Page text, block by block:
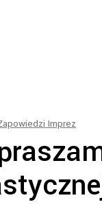
Imprez